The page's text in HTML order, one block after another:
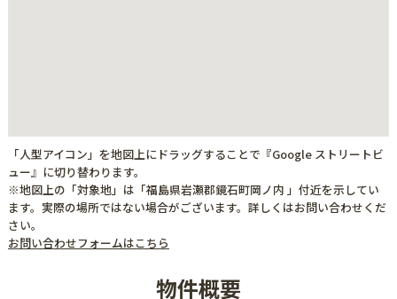
「人型アイコン」を地図上にドラッグすることで『Google ストリートビ
ュー』に切り替わります。
※地図上の「対象地」は「福島県岩瀬郡鏡石町岡ノ内 」付近を示してい
ます。実際の場所ではない場合がございます。詳しくはお問い合わせくだ
さい。
お問い合わせフォームはこちら
物件概要